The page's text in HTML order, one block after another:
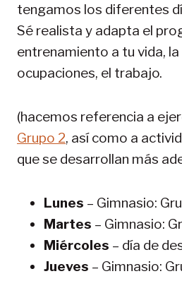
tengamos los diferentes
Sé realista y adapta el
entrenamiento a tu vida,
ocupaciones, el trabajo.
(hacemos referencia a
Grupo 2, así como a
que se desarrollan más
Lunes – Gimnasio:
Martes – Gimnasio:
Miércoles – día de
Jueves – Gimnasio: